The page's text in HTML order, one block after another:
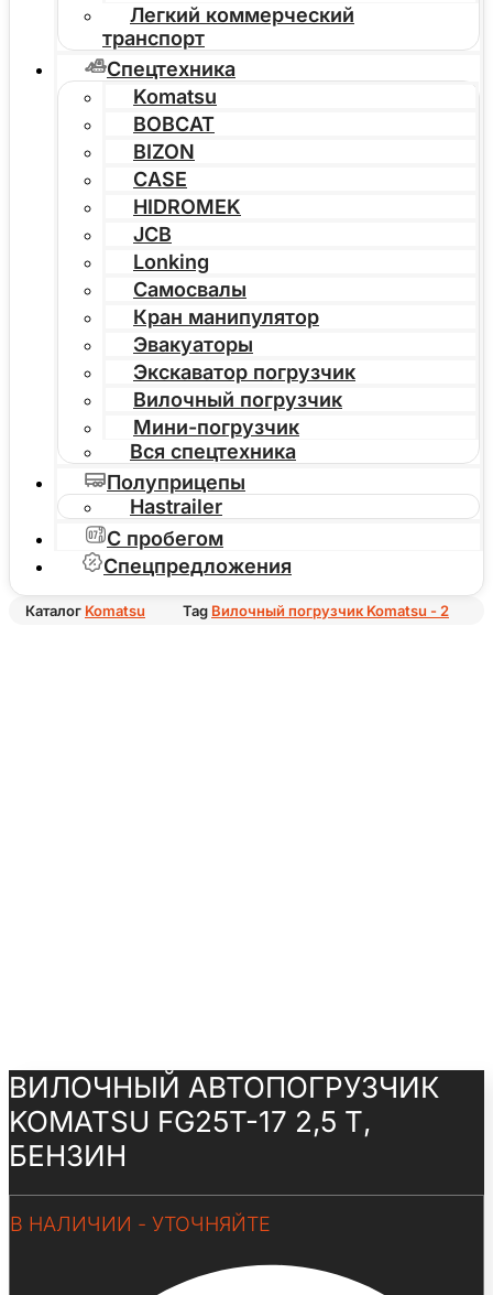
Легкий коммерческий
транспорт
Спецтехника
Komatsu
BOBCAT
BIZON
CASE
HIDROMEK
JCB
Lonking
Самосвалы
Кран манипулятор
Эвакуаторы
Экскаватор погрузчик
Вилочный погрузчик
Мини-погрузчик
Вся спецтехника
Полуприцепы
Hastrailer
С пробегом
Спецпредложения
Каталог Komatsu Tag Вилочный погрузчик Komatsu - 2
ВИЛОЧНЫЙ АВТОПОГРУЗЧИК
KOMATSU FG25T-17 2,5 Т,
БЕНЗИН
В НАЛИЧИИ - УТОЧНЯЙТЕ